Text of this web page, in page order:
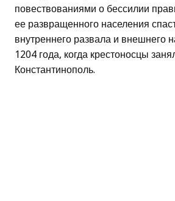
повествованиями о бессилии
ее развращенного населения
внутреннего развала и внешнего
1204 года, когда крестоносцы
Константинополь.